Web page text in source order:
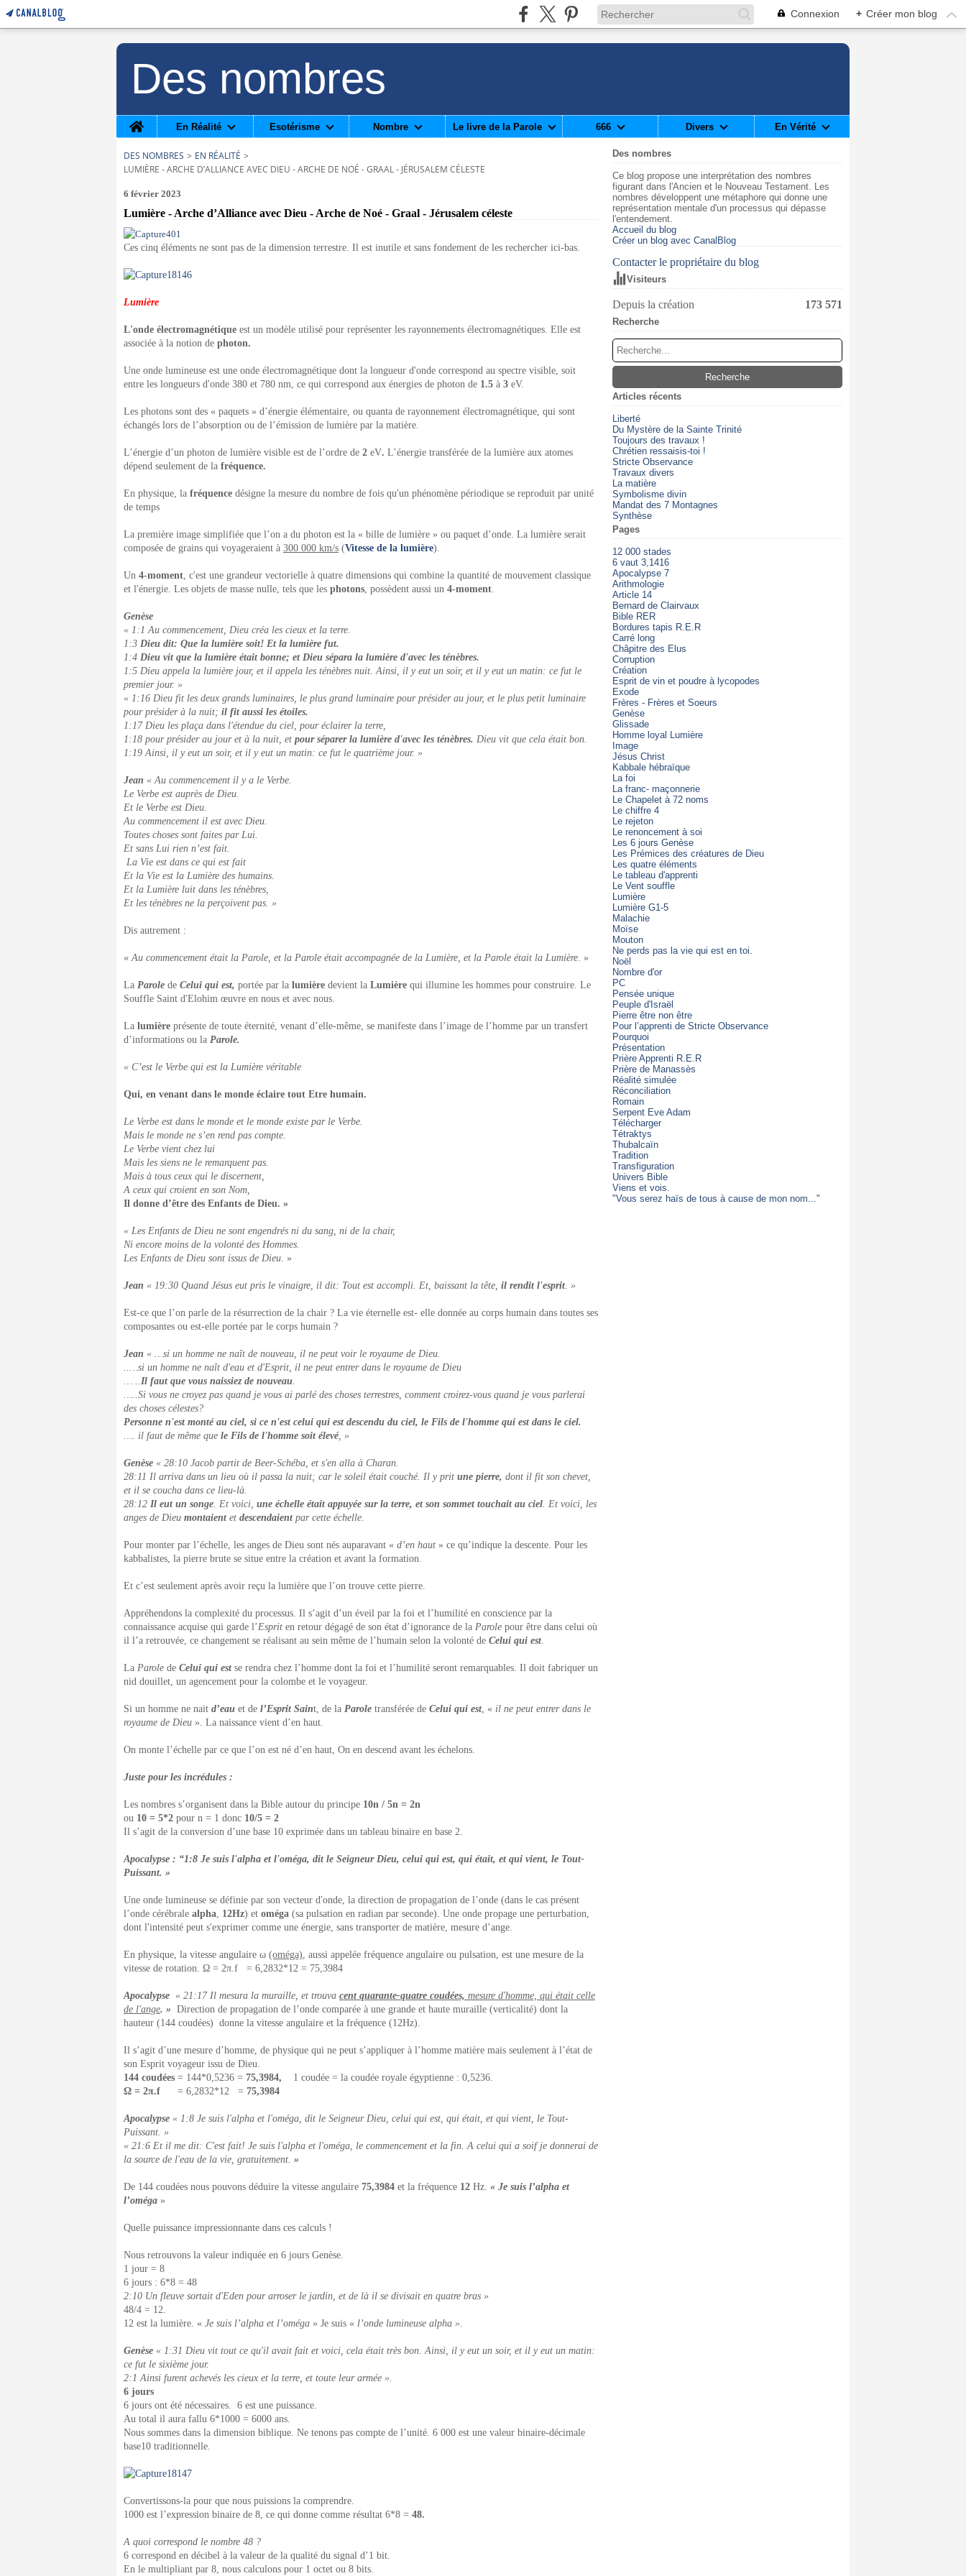
Connexion + Créer mon blog
Des nombres
Home
En Réalité Esotérisme Nombre Le livre de la Parole 666 Divers En Vérité
DES NOMBRES > EN RÉALITÉ >
LUMIÈRE - ARCHE D’ALLIANCE AVEC DIEU - ARCHE DE NOÉ - GRAAL - JÉRUSALEM CÉLESTE
6 février 2023
Lumière - Arche d’Alliance avec Dieu - Arche de Noé - Graal - Jérusalem céleste
Ces cinq éléments ne sont pas de la dimension terrestre. Il est inutile et sans fondement de les rechercher ici-bas.
Lumière
L'onde électromagnétique est un modèle utilisé pour représenter les rayonnements électromagnétiques. Elle est
associée à la notion de photon.
Une onde lumineuse est une onde électromagnétique dont la longueur d'onde correspond au spectre visible, soit
entre les longueurs d'onde 380 et 780 nm, ce qui correspond aux énergies de photon de 1.5 à 3 eV.
Les photons sont des « paquets » d’énergie élémentaire, ou quanta de rayonnement électromagnétique, qui sont
échangés lors de l’absorption ou de l’émission de lumière par la matière.
L’énergie d’un photon de lumière visible est de l’ordre de 2 eV. L’énergie transférée de la lumière aux atomes
dépend seulement de la fréquence.
En physique, la fréquence désigne la mesure du nombre de fois qu'un phénomène périodique se reproduit par unité
de temps
La première image simplifiée que l’on a du photon est la « bille de lumière » ou paquet d’onde. La lumière serait
composée de grains qui voyageraient à 300 000 km/s (Vitesse de la lumière).
Un 4-moment, c'est une grandeur vectorielle à quatre dimensions qui combine la quantité de mouvement classique
et l'énergie. Les objets de masse nulle, tels que les photons, possèdent aussi un 4-moment.
Genèse
« 1:1 Au commencement, Dieu créa les cieux et la terre.
1:3 Dieu dit: Que la lumière soit! Et la lumière fut.
1:4 Dieu vit que la lumière était bonne; et Dieu sépara la lumière d'avec les ténèbres.
1:5 Dieu appela la lumière jour, et il appela les ténèbres nuit. Ainsi, il y eut un soir, et il y eut un matin: ce fut le
premier jour. »
« 1:16 Dieu fit les deux grands luminaires, le plus grand luminaire pour présider au jour, et le plus petit luminaire
pour présider à la nuit; il fit aussi les étoiles.
1:17 Dieu les plaça dans l'étendue du ciel, pour éclairer la terre,
1:18 pour présider au jour et à la nuit, et pour séparer la lumière d'avec les ténèbres. Dieu vit que cela était bon.
1:19 Ainsi, il y eut un soir, et il y eut un matin: ce fut le quatrième jour. »
Jean « Au commencement il y a le Verbe.
Le Verbe est auprès de Dieu.
Et le Verbe est Dieu.
Au commencement il est avec Dieu.
Toutes choses sont faites par Lui.
Et sans Lui rien n’est fait.
La Vie est dans ce qui est fait
Et la Vie est la Lumière des humains.
Et la Lumière luit dans les ténèbres,
Et les ténèbres ne la perçoivent pas. »
Dis autrement :
«Au commencement était la Parole, et la Parole était accompagnée de la Lumière, et la Parole était la Lumière. »
La Parole de Celui qui est, portée par la lumière devient la Lumière qui illumine les hommes pour construire. Le
Souffle Saint d'Elohim œuvre en nous et avec nous.
La lumière présente de toute éternité, venant d’elle-même, se manifeste dans l’image de l’homme par un transfert
d’informations ou la Parole.
« C’est le Verbe qui est la Lumière véritable
Qui, en venant dans le monde éclaire tout Etre humain.
Le Verbe est dans le monde et le monde existe par le Verbe.
Mais le monde ne s’en rend pas compte.
Le Verbe vient chez lui
Mais les siens ne le remarquent pas.
Mais à tous ceux qui le discernent,
A ceux qui croient en son Nom,
Il donne d’être des Enfants de Dieu. »
« Les Enfants de Dieu ne sont engendrés ni du sang, ni de la chair,
Ni encore moins de la volonté des Hommes.
Les Enfants de Dieu sont issus de Dieu. »
Jean « 19:30 Quand Jésus eut pris le vinaigre, il dit: Tout est accompli. Et, baissant la tête, il rendit l'esprit. »
Est-ce que l’on parle de la résurrection de la chair ? La vie éternelle est- elle donnée au corps humain dans toutes ses
composantes ou est-elle portée par le corps humain ?
Jean « …si un homme ne naît de nouveau, il ne peut voir le royaume de Dieu.
..…si un homme ne naît d'eau et d'Esprit, il ne peut entrer dans le royaume de Dieu
… ..Il faut que vous naissiez de nouveau.
…..Si vous ne croyez pas quand je vous ai parlé des choses terrestres, comment croirez-vous quand je vous parlerai
des choses célestes?
Personne n'est monté au ciel, si ce n'est celui qui est descendu du ciel, le Fils de l'homme qui est dans le ciel.
…. il faut de même que le Fils de l'homme soit élevé, »
Genèse « 28:10 Jacob partit de Beer-Schéba, et s'en alla à Charan.
28:11 Il arriva dans un lieu où il passa la nuit; car le soleil était couché. Il y prit une pierre, dont il fit son chevet,
et il se coucha dans ce lieu-là.
28:12 Il eut un songe. Et voici, une échelle était appuyée sur la terre, et son sommet touchait au ciel. Et voici, les
anges de Dieu montaient et descendaient par cette échelle.
Pour monter par l’échelle, les anges de Dieu sont nés auparavant « d’en haut » ce qu’indique la descente. Pour les
kabbalistes, la pierre brute se situe entre la création et avant la formation.
Et c’est seulement après avoir reçu la lumière que l’on trouve cette pierre.
Appréhendons la complexité du processus. Il s’agit d’un éveil par la foi et l’humilité en conscience par la
connaissance acquise qui garde l’Esprit en retour dégagé de son état d’ignorance de la Parole pour être dans celui où
il l’a retrouvée, ce changement se réalisant au sein même de l’humain selon la volonté de Celui qui est.
La Parole de Celui qui est se rendra chez l’homme dont la foi et l’humilité seront remarquables. Il doit fabriquer un
nid douillet, un agencement pour la colombe et le voyageur.
Si un homme ne nait d’eau et de l’Esprit Saint, de la Parole transférée de Celui qui est, « il ne peut entrer dans le
royaume de Dieu ». La naissance vient d’en haut.
On monte l’échelle par ce que l’on est né d’en haut, On en descend avant les échelons.
Juste pour les incrédules :
Les nombres s’organisent dans la Bible autour du principe 10n / 5n = 2n
ou 10 = 5*2 pour n = 1 donc 10/5 = 2
Il s’agit de la conversion d’une base 10 exprimée dans un tableau binaire en base 2.
Apocalypse : “1:8 Je suis l'alpha et l'oméga, dit le Seigneur Dieu, celui qui est, qui était, et qui vient, le Tout-
Puissant. »
Une onde lumineuse se définie par son vecteur d'onde, la direction de propagation de l’onde (dans le cas présent
l’onde cérébrale alpha, 12Hz) et oméga (sa pulsation en radian par seconde). Une onde propage une perturbation,
dont l'intensité peut s'exprimer comme une énergie, sans transporter de matière, mesure d’ange.
En physique, la vitesse angulaire ω (oméga), aussi appelée fréquence angulaire ou pulsation, est une mesure de la
vitesse de rotation. Ω = 2π.f = 6,2832*12 = 75,3984
Apocalypse « 21:17 Il mesura la muraille, et trouva cent quarante-quatre coudées, mesure d'homme, qui était celle
de l'ange. » Direction de propagation de l’onde comparée à une grande et haute muraille (verticalité) dont la
hauteur (144 coudées) donne la vitesse angulaire et la fréquence (12Hz).
Il s’agit d’une mesure d’homme, de physique qui ne peut s’appliquer à l’homme matière mais seulement à l’état de
son Esprit voyageur issu de Dieu.
144 coudées = 144*0,5236 = 75,3984, 1 coudée = la coudée royale égyptienne : 0,5236.
Ω = 2π.f = 6,2832*12 = 75,3984
Apocalypse « 1:8 Je suis l'alpha et l'oméga, dit le Seigneur Dieu, celui qui est, qui était, et qui vient, le Tout-
Puissant. »
« 21:6 Et il me dit: C'est fait! Je suis l'alpha et l'oméga, le commencement et la fin. A celui qui a soif je donnerai de
la source de l'eau de la vie, gratuitement. »
De 144 coudées nous pouvons déduire la vitesse angulaire 75,3984 et la fréquence 12 Hz. « Je suis l’alpha et
l’oméga »
Quelle puissance impressionnante dans ces calculs !
Nous retrouvons la valeur indiquée en 6 jours Genèse.
1 jour = 8
6 jours : 6*8 = 48
2:10 Un fleuve sortait d'Eden pour arroser le jardin, et de là il se divisait en quatre bras »
48/4 = 12.
12 est la lumière. « Je suis l’alpha et l’oméga » Je suis « l’onde lumineuse alpha ».
Genèse « 1:31 Dieu vit tout ce qu'il avait fait et voici, cela était très bon. Ainsi, il y eut un soir, et il y eut un matin:
ce fut le sixième jour.
2:1 Ainsi furent achevés les cieux et la terre, et toute leur armée ».
6 jours
6 jours ont été nécessaires. 6 est une puissance.
Au total il aura fallu 6*1000 = 6000 ans.
Nous sommes dans la dimension biblique. Ne tenons pas compte de l’unité. 6 000 est une valeur binaire-décimale
base10 traditionnelle.
Convertissons-la pour que nous puissions la comprendre.
1000 est l’expression binaire de 8, ce qui donne comme résultat 6*8 = 48.
A quoi correspond le nombre 48 ?
6 correspond en décibel à la valeur de la qualité du signal d’1 bit.
En le multipliant par 8, nous calculons pour 1 octet ou 8 bits.
Des nombres
Ce blog propose une interprétation des nombres
figurant dans l'Ancien et le Nouveau Testament. Les
nombres développent une métaphore qui donne une
représentation mentale d'un processus qui dépasse
l'entendement.
Accueil du blog
Créer un blog avec CanalBlog
Contacter le propriétaire du blog
Visiteurs
Depuis la création 173 571
Recherche
Articles récents
Liberté
Du Mystère de la Sainte Trinité
Toujours des travaux !
Chrétien ressaisis-toi !
Stricte Observance
Travaux divers
La matière
Symbolisme divin
Mandat des 7 Montagnes
Synthèse
Pages
12 000 stades
6 vaut 3,1416
Apocalypse 7
Arithmologie
Article 14
Bernard de Clairvaux
Bible RER
Bordures tapis R.E.R
Carré long
Châpitre des Elus
Corruption
Création
Esprit de vin et poudre à lycopodes
Exode
Frères - Frères et Soeurs
Genèse
Glissade
Homme loyal Lumière
Image
Jésus Christ
Kabbale hébraïque
La foi
La franc- maçonnerie
Le Chapelet à 72 noms
Le chiffre 4
Le rejeton
Le renoncement à soi
Les 6 jours Genèse
Les Prémices des créatures de Dieu
Les quatre éléments
Le tableau d'apprenti
Le Vent souffle
Lumière
Lumière G1-5
Malachie
Moïse
Mouton
Ne perds pas la vie qui est en toi.
Noël
Nombre d'or
PC
Pensée unique
Peuple d'Israël
Pierre être non être
Pour l’apprenti de Stricte Observance
Pourquoi
Présentation
Prière Apprenti R.E.R
Prière de Manassès
Réalité simulée
Réconciliation
Romain
Serpent Eve Adam
Télécharger
Tétraktys
Thubalcaïn
Tradition
Transfiguration
Univers Bible
Viens et vois.
"Vous serez haïs de tous à cause de mon nom..."